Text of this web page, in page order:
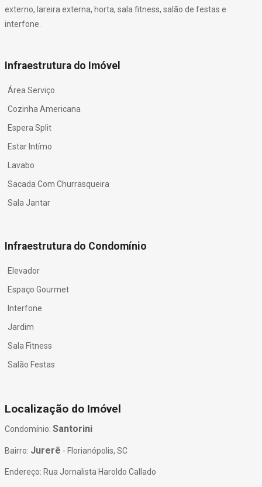
externo, lareira externa, horta, sala fitness, salão de festas e
interfone.
Infraestrutura do Imóvel
Área Serviço
Cozinha Americana
Espera Split
Estar Intímo
Lavabo
Sacada Com Churrasqueira
Sala Jantar
Infraestrutura do Condomínio
Elevador
Espaço Gourmet
Interfone
Jardim
Sala Fitness
Salão Festas
Localização do Imóvel
Condomínio: Santorini
Bairro: Jurerê - Florianópolis, SC
Endereço: Rua Jornalista Haroldo Callado